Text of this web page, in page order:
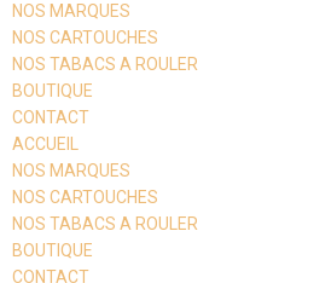
NOS MARQUES
NOS CARTOUCHES
NOS TABACS A ROULER
BOUTIQUE
CONTACT
ACCUEIL
NOS MARQUES
NOS CARTOUCHES
NOS TABACS A ROULER
BOUTIQUE
CONTACT